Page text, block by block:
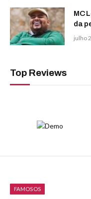
MC
da
julho
Top Reviews
FAMOSOS